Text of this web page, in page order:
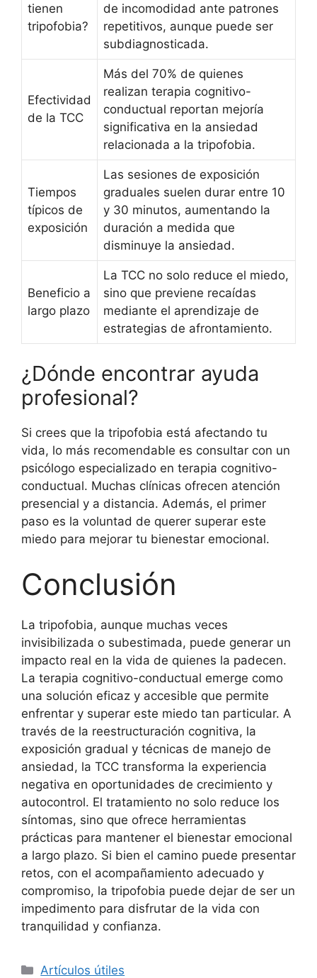
tienen
tripofobia?
de incomodidad ante patrones
repetitivos, aunque puede ser
subdiagnosticada.
Efectividad
de la TCC
Más del 70% de quienes
realizan terapia cognitivo-
conductual reportan mejoría
significativa en la ansiedad
relacionada a la tripofobia.
Tiempos
típicos de
exposición
Las sesiones de exposición
graduales suelen durar entre 10
y 30 minutos, aumentando la
duración a medida que
disminuye la ansiedad.
Beneficio a
largo plazo
La TCC no solo reduce el miedo,
sino que previene recaídas
mediante el aprendizaje de
estrategias de afrontamiento.
¿Dónde encontrar ayuda
profesional?
Si crees que la tripofobia está afectando tu
vida, lo más recomendable es consultar con un
psicólogo especializado en terapia cognitivo-
conductual. Muchas clínicas ofrecen atención
presencial y a distancia. Además, el primer
paso es la voluntad de querer superar este
miedo para mejorar tu bienestar emocional.
Conclusión
La tripofobia, aunque muchas veces
invisibilizada o subestimada, puede generar un
impacto real en la vida de quienes la padecen.
La terapia cognitivo-conductual emerge como
una solución eficaz y accesible que permite
enfrentar y superar este miedo tan particular. A
través de la reestructuración cognitiva, la
exposición gradual y técnicas de manejo de
ansiedad, la TCC transforma la experiencia
negativa en oportunidades de crecimiento y
autocontrol. El tratamiento no solo reduce los
síntomas, sino que ofrece herramientas
prácticas para mantener el bienestar emocional
a largo plazo. Si bien el camino puede presentar
retos, con el acompañamiento adecuado y
compromiso, la tripofobia puede dejar de ser un
impedimento para disfrutar de la vida con
tranquilidad y confianza.
Рубрики
Artículos útiles